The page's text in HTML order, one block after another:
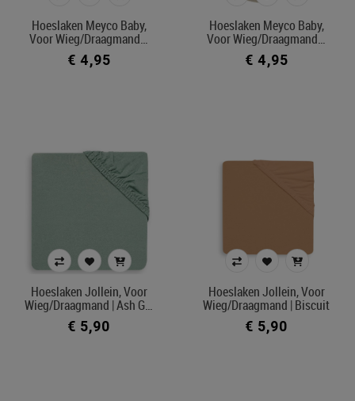
Hoeslaken Meyco Baby,
Voor Wieg/draagmand…
€ 4,95
Hoeslaken Meyco Baby,
Voor Wieg/draagmand…
€ 4,95
Hoeslaken Jollein, Voor
Wieg/draagmand | Ash G…
€ 5,90
Hoeslaken Jollein, Voor
Wieg/draagmand | Biscuit
€ 5,90